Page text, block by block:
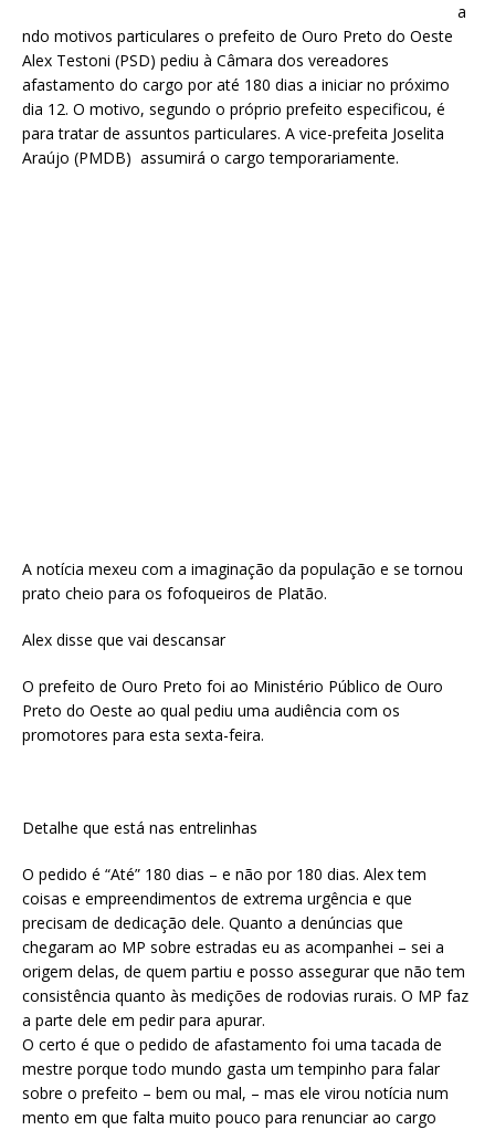
a
ndo motivos particulares o prefeito de Ouro Preto do Oeste
Alex Testoni (PSD) pediu à Câmara dos vereadores
afastamento do cargo por até 180 dias a iniciar no próximo
dia 12. O motivo, segundo o próprio prefeito especificou, é
para tratar de assuntos particulares. A vice-prefeita Joselita
Araújo (PMDB) assumirá o cargo temporariamente.
A notícia mexeu com a imaginação da população e se tornou
prato cheio para os fofoqueiros de Platão.
Alex disse que vai descansar
O prefeito de Ouro Preto foi ao Ministério Público de Ouro
Preto do Oeste ao qual pediu uma audiência com os
promotores para esta sexta-feira.
Detalhe que está nas entrelinhas
O pedido é “Até” 180 dias – e não por 180 dias. Alex tem
coisas e empreendimentos de extrema urgência e que
precisam de dedicação dele. Quanto a denúncias que
chegaram ao MP sobre estradas eu as acompanhei – sei a
origem delas, de quem partiu e posso assegurar que não tem
consistência quanto às medições de rodovias rurais. O MP faz
a parte dele em pedir para apurar.
O certo é que o pedido de afastamento foi uma tacada de
mestre porque todo mundo gasta um tempinho para falar
sobre o prefeito – bem ou mal, – mas ele virou notícia num
mento em que falta muito pouco para renunciar ao cargo